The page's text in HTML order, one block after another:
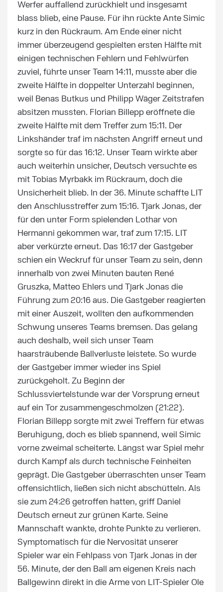
Werfer auffallend zurückhielt und insgesamt
blass blieb, eine Pause. Für ihn rückte Ante Simic
kurz in den Rückraum. Am Ende einer nicht
immer überzeugend gespielten ersten Hälfte mit
einigen technischen Fehlern und Fehlwürfen
zuviel, führte unser Team 14:11, musste aber die
zweite Hälfte in doppelter Unterzahl beginnen,
weil Benas Butkus und Philipp Wäger Zeitstrafen
absitzen mussten. Florian Billepp eröffnete die
zweite Hälfte mit dem Treffer zum 15:11. Der
Linkshänder traf im nächsten Angriff erneut und
sorgte so für das 16:12. Unser Team wirkte aber
auch weiterhin unsicher, Deutsch versuchte es
mit Tobias Myrbakk im Rückraum, doch die
Unsicherheit blieb. In der 36. Minute schaffte LIT
den Anschlusstreffer zum 15:16. Tjark Jonas, der
für den unter Form spielenden Lothar von
Hermanni gekommen war, traf zum 17:15. LIT
aber verkürzte erneut. Das 16:17 der Gastgeber
schien ein Weckruf für unser Team zu sein, denn
innerhalb von zwei Minuten bauten René
Gruszka, Matteo Ehlers und Tjark Jonas die
Führung zum 20:16 aus. Die Gastgeber reagierten
mit einer Auszeit, wollten den aufkommenden
Schwung unseres Teams bremsen. Das gelang
auch deshalb, weil sich unser Team
haarsträubende Ballverluste leistete. So wurde
der Gastgeber immer wieder ins Spiel
zurückgeholt. Zu Beginn der
Schlussviertelstunde war der Vorsprung erneut
auf ein Tor zusammengeschmolzen (21:22).
Florian Billepp sorgte mit zwei Treffern für etwas
Beruhigung, doch es blieb spannend, weil Simic
vorne zweimal scheiterte. Längst war Spiel mehr
durch Kampf als durch technische Feinheiten
geprägt. Die Gastgeber überraschten unser Team
offensichtlich, ließen sich nicht abschütteln. Als
sie zum 24:26 getroffen hatten, griff Daniel
Deutsch erneut zur grünen Karte. Seine
Mannschaft wankte, drohte Punkte zu verlieren.
Symptomatisch für die Nervosität unserer
Spieler war ein Fehlpass von Tjark Jonas in der
56. Minute, der den Ball am eigenen Kreis nach
Ballgewinn direkt in die Arme von LIT-Spieler Ole